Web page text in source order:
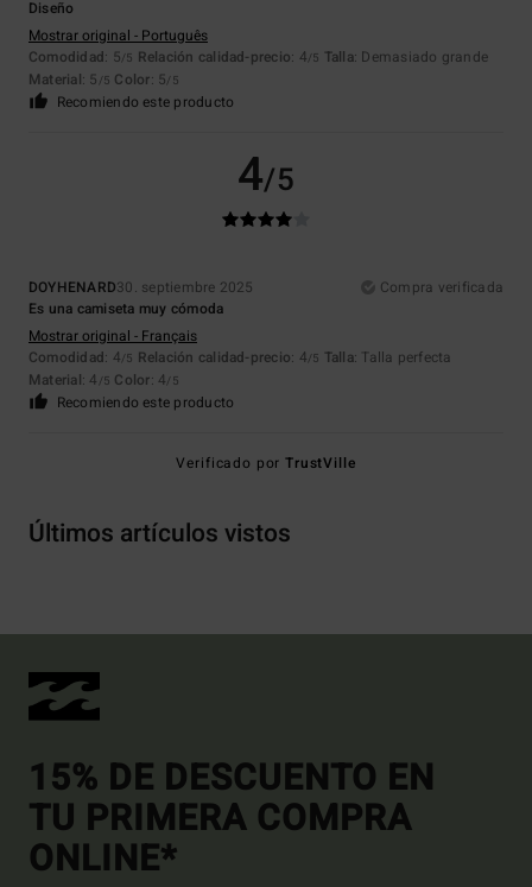
Diseño
Mostrar original - Português
Comodidad: 5/5 Relación calidad-precio: 4/5 Talla: Demasiado grande
Material: 5 /5 Color: 5/5
Recomiendo este producto
4/5
DOYHENARD30. septiembre 2025
Compra verificada
Es una camiseta muy cómoda
Mostrar original - Français
Comodidad: 4/5 Relación calidad-precio: 4/5 Talla: Talla perfecta
Material: 4 /5 Color: 4/5
Recomiendo este producto
Verificado porTrustVille
Últimos artículos vistos
15% DE DESCUENTO EN
TU PRIMERA COMPRA
ONLINE*